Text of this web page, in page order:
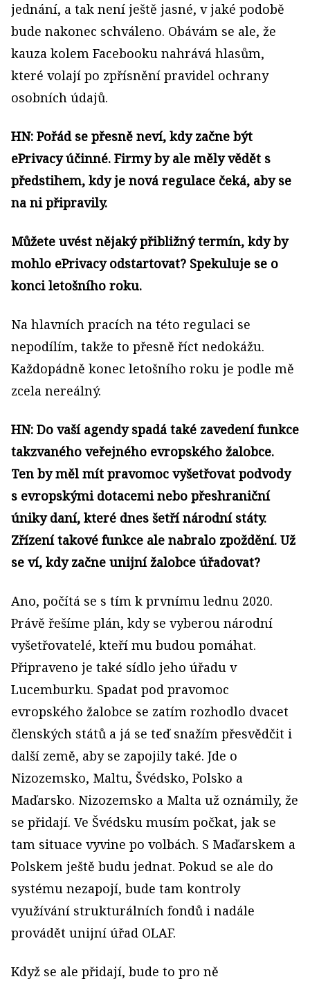
jednání, a tak není ještě jasné, v jaké podobě
bude nakonec schváleno. Obávám se ale, že
kauza kolem Facebooku nahrává hlasům,
které volají po zpřísnění pravidel ochrany
osobních údajů.
HN: Pořád se přesně neví, kdy začne být
ePrivacy účinné. Firmy by ale měly vědět s
předstihem, kdy je nová regulace čeká, aby se
na ni připravily.
Můžete uvést nějaký přibližný termín, kdy by
mohlo ePrivacy odstartovat? Spekuluje se o
konci letošního roku.
Na hlavních pracích na této regulaci se
nepodílím, takže to přesně říct nedokážu.
Každopádně konec letošního roku je podle mě
zcela nereálný.
HN: Do vaší agendy spadá také zavedení funkce
takzvaného veřejného evropského žalobce.
Ten by měl mít pravomoc vyšetřovat podvody
s evropskými dotacemi nebo přeshraniční
úniky daní, které dnes šetří národní státy.
Zřízení takové funkce ale nabralo zpoždění. Už
se ví, kdy začne unijní žalobce úřadovat?
Ano, počítá se s tím k prvnímu lednu 2020.
Právě řešíme plán, kdy se vyberou národní
vyšetřovatelé, kteří mu budou pomáhat.
Připraveno je také sídlo jeho úřadu v
Lucemburku. Spadat pod pravomoc
evropského žalobce se zatím rozhodlo dvacet
členských států a já se teď snažím přesvědčit i
další země, aby se zapojily také. Jde o
Nizozemsko, Maltu, Švédsko, Polsko a
Maďarsko. Nizozemsko a Malta už oznámily, že
se přidají. Ve Švédsku musím počkat, jak se
tam situace vyvine po volbách. S Maďarskem a
Polskem ještě budu jednat. Pokud se ale do
systému nezapojí, bude tam kontroly
využívání strukturálních fondů i nadále
provádět unijní úřad OLAF.
Když se ale přidají, bude to pro ně